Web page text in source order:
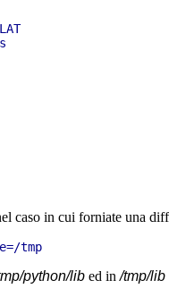
caso in cui forniate una
python/lib ed in/tmp/lib